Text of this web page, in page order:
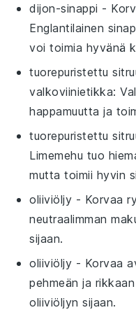
dijon-sinappi -
Englantilainen
voi toimia hyvänä
tuorepuristettu
valkoviinietikka:
happamuutta ja
tuorepuristettu
Limemehu tuo
mutta toimii hyvin
oliiviöljy - Korvaa
neutraalimman
sijaan.
oliiviöljy - Korvaa
pehmeän ja
oliiviöljyn sijaan.